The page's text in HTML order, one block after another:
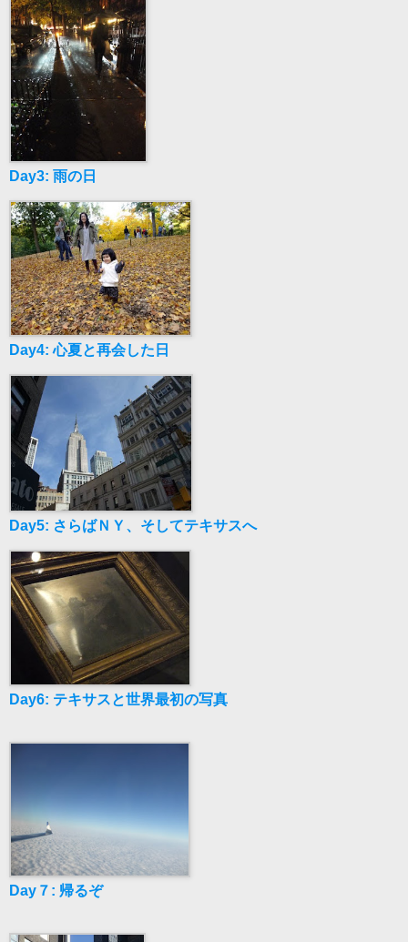
Day3: 雨の日
Day4: 心夏と再会した日
Day5: さらばＮＹ、そしてテキサスへ
Day6: テキサスと世界最初の写真
Day７: 帰るぞ